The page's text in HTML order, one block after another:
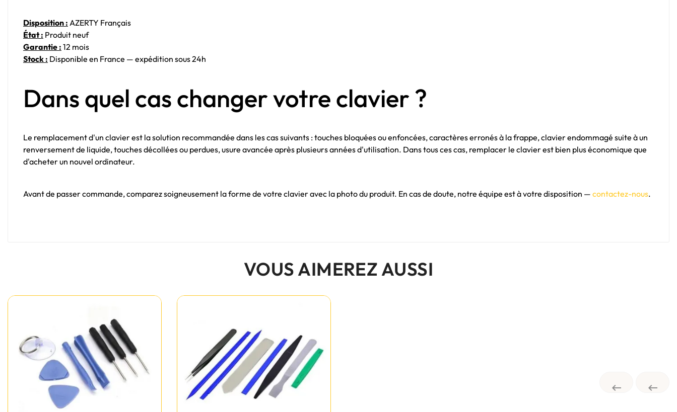
Disposition : AZERTY Français
État : Produit neuf
Garantie : 12 mois
Stock : Disponible en France — expédition sous 24h
Dans quel cas changer votre clavier ?
Le remplacement d'un clavier est la solution recommandée dans les cas suivants : touches bloquées ou enfoncées, caractères erronés à la frappe, clavier endommagé suite à un
renversement de liquide, touches décollées ou perdues, usure avancée après plusieurs années d'utilisation. Dans tous ces cas, remplacer le clavier est bien plus économique que
d'acheter un nouvel ordinateur.
Avant de passer commande, comparez soigneusement la forme de votre clavier avec la photo du produit. En cas de doute, notre équipe est à votre disposition — contactez-nous.
VOUS AIMEREZ AUSSI
 